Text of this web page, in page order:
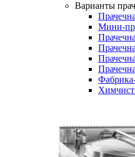
Варианты
Мини-